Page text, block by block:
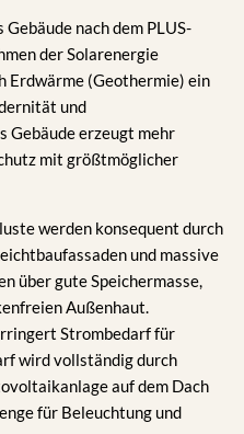
nach dem PLUS-
der Solarenergie
Erdwärme (Geothermie) ein
und
Gebäude erzeugt mehr
mit größtmöglicher
werden konsequent durch
und massive
über gute Speichermasse,
Außenhaut.
Strombedarf für
wird vollständig durch
auf dem Dach
für Beleuchtung und